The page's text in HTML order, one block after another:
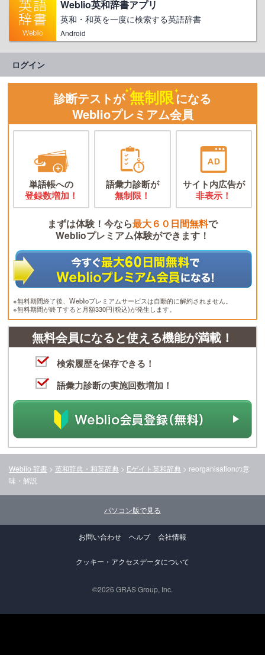
Weblio英和辞書アプリ
英和・和英を一度に検索する英語辞書
Android
ログイン
診断テストが 無制限になる
Weblioプレミアム会員
単語帳への
登録数増加！
語彙力診断が
無制限！
サイト内広告が
非表示！
まずは体験！今なら最大６０日間無料で
Weblioプレミアム体験ができます！
※無料期間終了後、Weblioプレミアムサービスは自動的に解約されません。
※無料期間が終了すると月額330円(税込)が発生します。
無料会員になると使える機能が満載！
検索履歴を保存できる！
語彙力診断の実施回数増加！
Weblio 辞書 > 英和辞典・和英辞典 > Eゲイト英和辞典 > reorganisationの意
味・解説
パソコン版で見る
お問い合わせ ヘルプ 会社情報
クッキー・アクセスデータについて
©2026 GRAS Group, Inc.